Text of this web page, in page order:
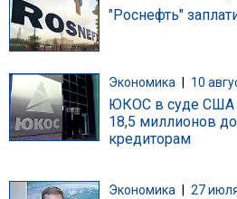
"Роснефть"
Экономика 10
ЮКОС в суде США
18,5 миллионов
кредиторам
Экономика 27